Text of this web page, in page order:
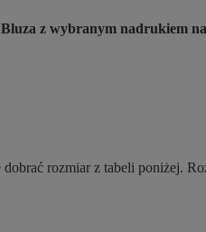
z wybranym nadrukiem
rozmiar z tabeli poniżej.